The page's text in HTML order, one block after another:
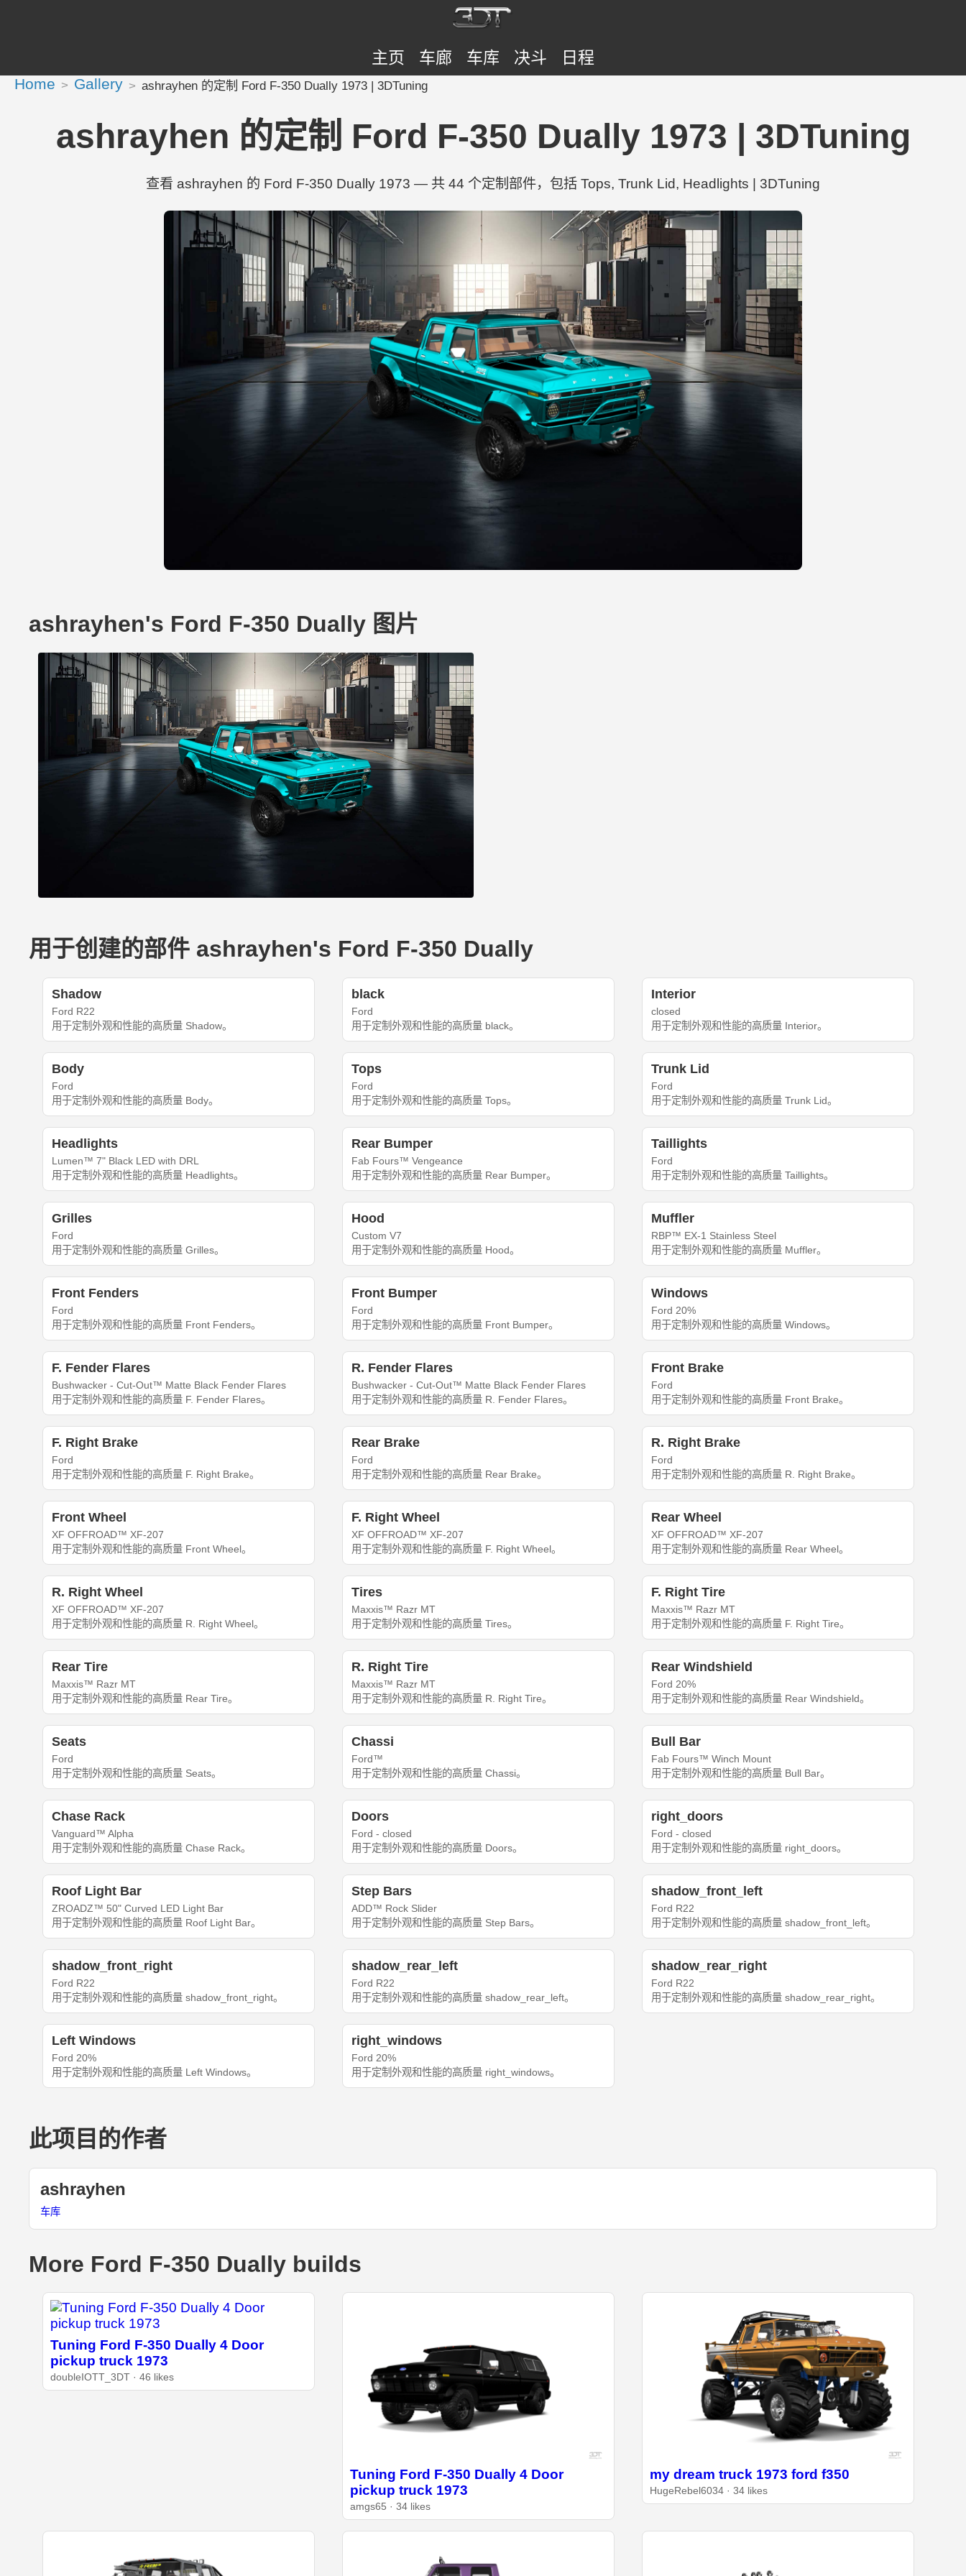
主页 车廊 车库 决斗 日程
Home Gallery ashrayhen 的定制 Ford F-350 Dually 1973 | 3DTuning
ashrayhen 的定制 Ford F-350 Dually 1973 | 3DTuning
查看 ashrayhen 的 Ford F-350 Dually 1973 — 共 44 个定制部件，包括 Tops, Trunk Lid, Headlights | 3DTuning
ashrayhen's Ford F-350 Dually 图片
用于创建的部件 ashrayhen's Ford F-350 Dually
Shadow
Ford R22
用于定制外观和性能的高质量 Shadow。
black
Ford
用于定制外观和性能的高质量 black。
Interior
closed
用于定制外观和性能的高质量 Interior。
Body
Ford
用于定制外观和性能的高质量 Body。
Tops
Ford
用于定制外观和性能的高质量 Tops。
Trunk Lid
Ford
用于定制外观和性能的高质量 Trunk Lid。
Headlights
Lumen™ 7" Black LED with DRL
用于定制外观和性能的高质量 Headlights。
Rear Bumper
Fab Fours™ Vengeance
用于定制外观和性能的高质量 Rear Bumper。
Taillights
Ford
用于定制外观和性能的高质量 Taillights。
Grilles
Ford
用于定制外观和性能的高质量 Grilles。
Hood
Custom V7
用于定制外观和性能的高质量 Hood。
Muffler
RBP™ EX-1 Stainless Steel
用于定制外观和性能的高质量 Muffler。
Front Fenders
Ford
用于定制外观和性能的高质量 Front Fenders。
Front Bumper
Ford
用于定制外观和性能的高质量 Front Bumper。
Windows
Ford 20%
用于定制外观和性能的高质量 Windows。
F. Fender Flares
Bushwacker - Cut-Out™ Matte Black Fender Flares
用于定制外观和性能的高质量 F. Fender Flares。
R. Fender Flares
Bushwacker - Cut-Out™ Matte Black Fender Flares
用于定制外观和性能的高质量 R. Fender Flares。
Front Brake
Ford
用于定制外观和性能的高质量 Front Brake。
F. Right Brake
Ford
用于定制外观和性能的高质量 F. Right Brake。
Rear Brake
Ford
用于定制外观和性能的高质量 Rear Brake。
R. Right Brake
Ford
用于定制外观和性能的高质量 R. Right Brake。
Front Wheel
XF OFFROAD™ XF-207
用于定制外观和性能的高质量 Front Wheel。
F. Right Wheel
XF OFFROAD™ XF-207
用于定制外观和性能的高质量 F. Right Wheel。
Rear Wheel
XF OFFROAD™ XF-207
用于定制外观和性能的高质量 Rear Wheel。
R. Right Wheel
XF OFFROAD™ XF-207
用于定制外观和性能的高质量 R. Right Wheel。
Tires
Maxxis™ Razr MT
用于定制外观和性能的高质量 Tires。
F. Right Tire
Maxxis™ Razr MT
用于定制外观和性能的高质量 F. Right Tire。
Rear Tire
Maxxis™ Razr MT
用于定制外观和性能的高质量 Rear Tire。
R. Right Tire
Maxxis™ Razr MT
用于定制外观和性能的高质量 R. Right Tire。
Rear Windshield
Ford 20%
用于定制外观和性能的高质量 Rear Windshield。
Seats
Ford
用于定制外观和性能的高质量 Seats。
Chassi
Ford™
用于定制外观和性能的高质量 Chassi。
Bull Bar
Fab Fours™ Winch Mount
用于定制外观和性能的高质量 Bull Bar。
Chase Rack
Vanguard™ Alpha
用于定制外观和性能的高质量 Chase Rack。
Doors
Ford - closed
用于定制外观和性能的高质量 Doors。
right_doors
Ford - closed
用于定制外观和性能的高质量 right_doors。
Roof Light Bar
ZROADZ™ 50" Curved LED Light Bar
用于定制外观和性能的高质量 Roof Light Bar。
Step Bars
ADD™ Rock Slider
用于定制外观和性能的高质量 Step Bars。
shadow_front_left
Ford R22
用于定制外观和性能的高质量 shadow_front_left。
shadow_front_right
Ford R22
用于定制外观和性能的高质量 shadow_front_right。
shadow_rear_left
Ford R22
用于定制外观和性能的高质量 shadow_rear_left。
shadow_rear_right
Ford R22
用于定制外观和性能的高质量 shadow_rear_right。
Left Windows
Ford 20%
用于定制外观和性能的高质量 Left Windows。
right_windows
Ford 20%
用于定制外观和性能的高质量 right_windows。
此项目的作者
ashrayhen
车库
More Ford F-350 Dually builds
Tuning Ford F-350 Dually 4 Door
pickup truck 1973
doubleIOTT_3DT · 46 likes
Tuning Ford F-350 Dually 4 Door
pickup truck 1973
amgs65 · 34 likes
my dream truck 1973 ford f350
HugeRebel6034 · 34 likes